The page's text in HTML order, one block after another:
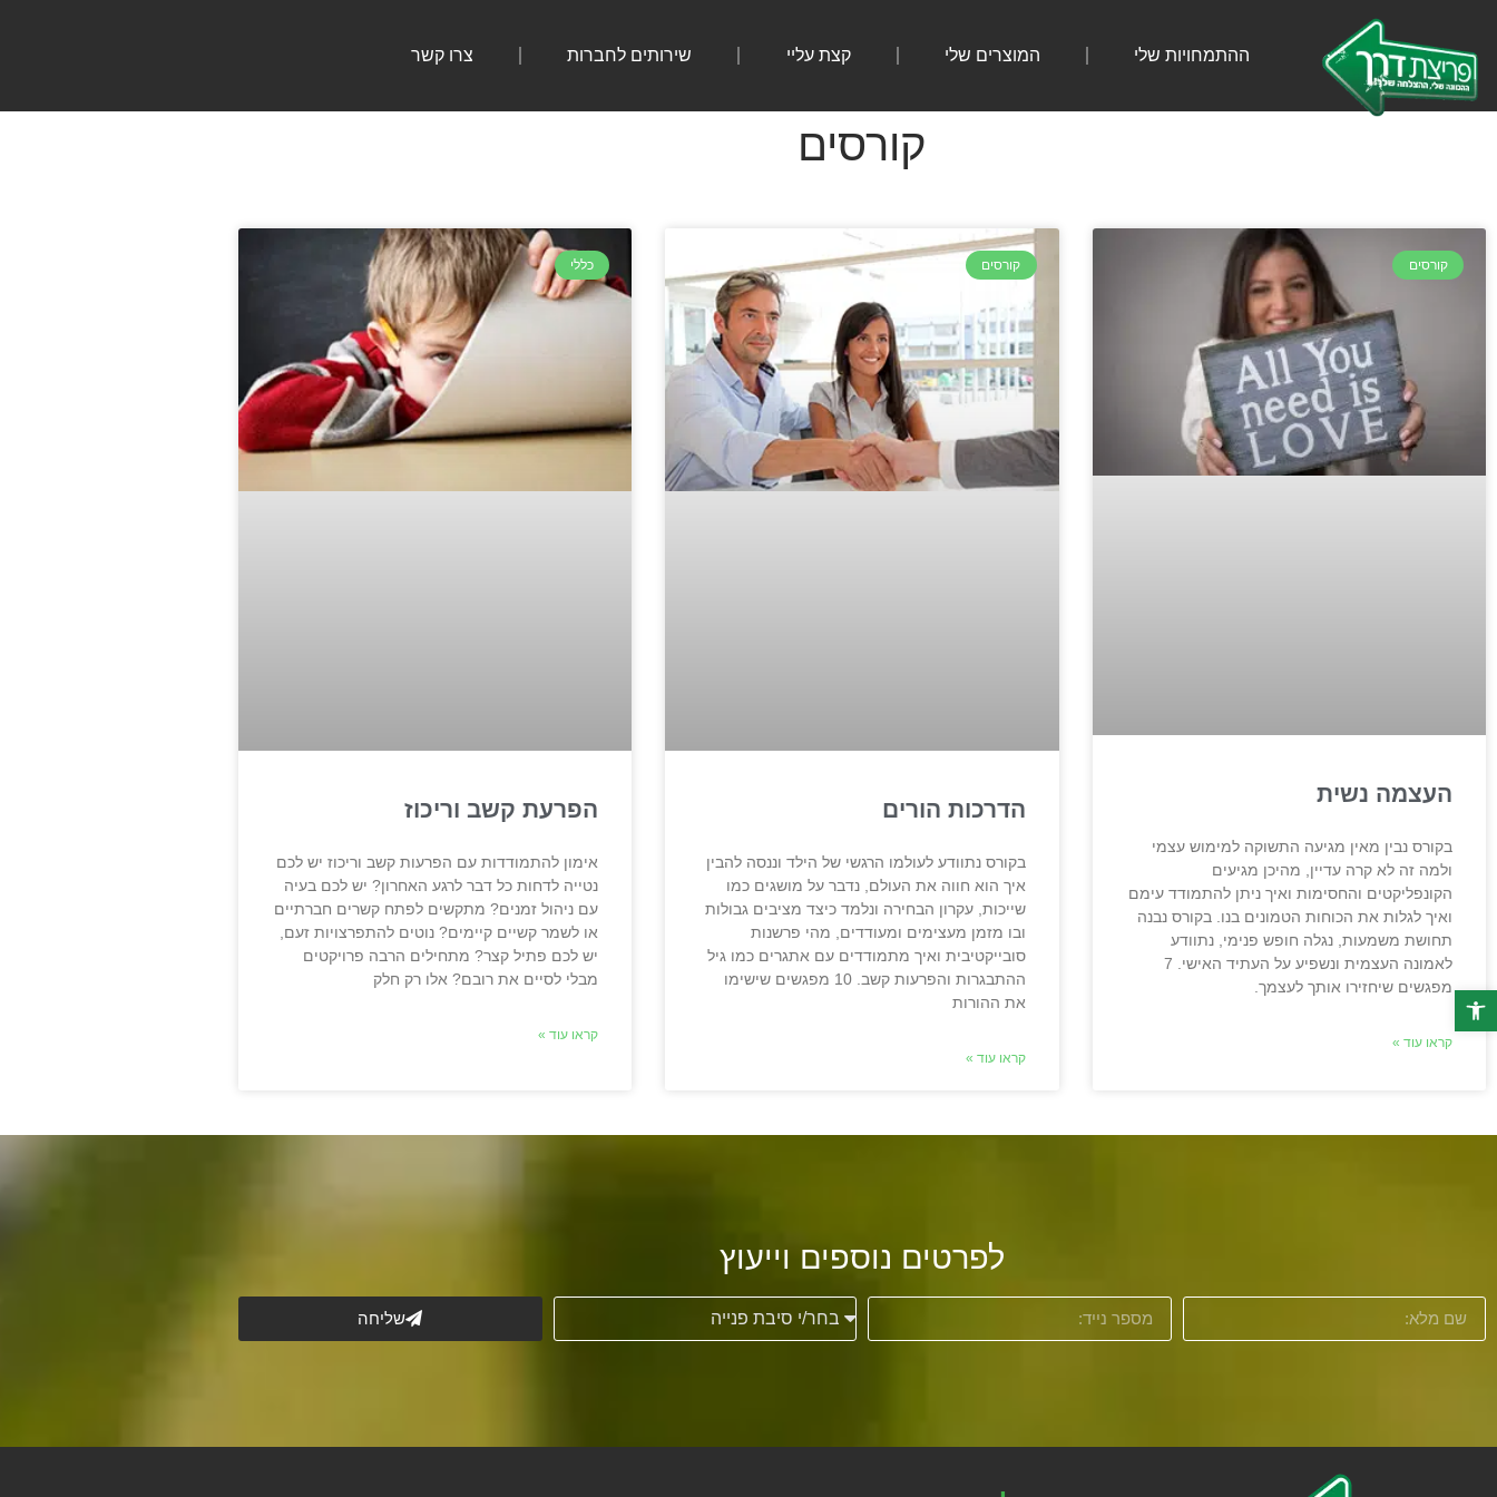
ההתמחויות שלי המוצרים שלי קצת עליי שירותים לחברות צרו קשר
קורסים
קורסים
העצמה נשית
בקורס נבין מאין מגיעה התשוקה למימוש עצמי
ולמה זה לא קרה עדיין, מהיכן מגיעים
הקונפליקטים והחסימות ואיך ניתן להתמודד עימם
ואיך לגלות את הכוחות הטמונים בנו. בקורס נבנה
תחושת משמעות, נגלה חופש פנימי, נתוודע
לאמונה העצמית ונשפיע על העתיד האישי. 7
מפגשים שיחזירו אותך לעצמך.
קראו עוד »
קורסים
הדרכות הורים
בקורס נתוודע לעולמו הרגשי של הילד וננסה להבין
איך הוא חווה את העולם, נדבר על מושגים כמו
שייכות, עקרון הבחירה ונלמד כיצד מציבים גבולות
ובו מזמן מעצימים ומעודדים, מהי פרשנות
סובייקטיבית ואיך מתמודדים עם אתגרים כמו גיל
ההתבגרות והפרעות קשב. 10 מפגשים שישימו
את ההורות
קראו עוד »
כללי
הפרעת קשב וריכוז
אימון להתמודדות עם הפרעות קשב וריכוז יש לכם
נטייה לדחות כל דבר לרגע האחרון? יש לכם בעיה
עם ניהול זמנים? מתקשים לפתח קשרים חברתיים
או לשמר קשיים קיימים? נוטים להתפרצויות זעם,
יש לכם פתיל קצר? מתחילים הרבה פרויקטים
מבלי לסיים את רובם? אלו רק חלק
קראו עוד »
לפרטים נוספים וייעוץ
שליחה
פתח סרגל נגישות